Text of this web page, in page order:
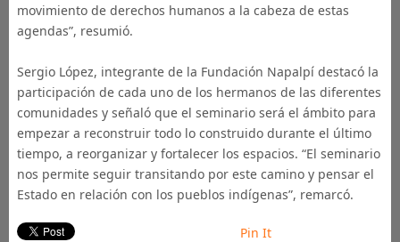
movimiento de derechos humanos a la cabeza de estas
agendas”, resumió.
Sergio López, integrante de la Fundación Napalpí destacó la
participación de cada uno de los hermanos de las diferentes
comunidades y señaló que el seminario será el ámbito para
empezar a reconstruir todo lo construido durante el último
tiempo, a reorganizar y fortalecer los espacios. “El seminario
nos permite seguir transitando por este camino y pensar el
Estado en relación con los pueblos indígenas”, remarcó.
Pin It